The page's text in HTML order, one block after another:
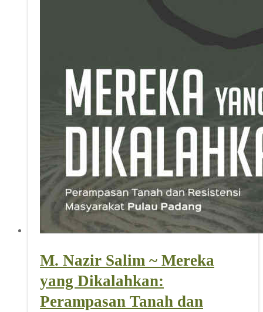
M. Nazir Salim ~ Mereka
yang Dikalahkan:
Perampasan Tanah dan